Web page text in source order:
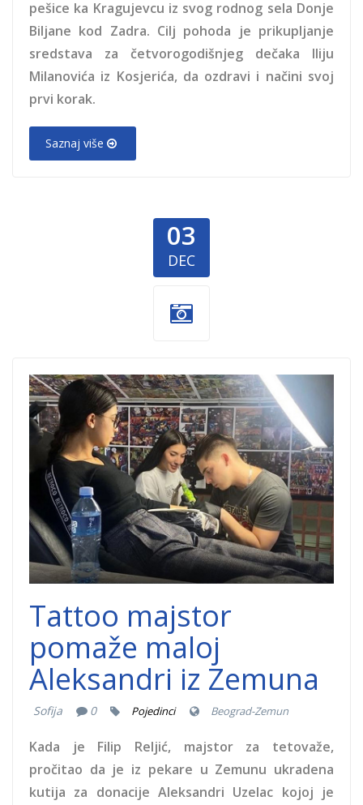
pešice ka Kragujevcu iz svog rodnog sela Donje
Biljane kod Zadra. Cilj pohoda je prikupljanje
sredstava za četvorogodišnjeg dečaka Iliju
Milanovića iz Kosjerića, da ozdravi i načini svoj
prvi korak.
Saznaj više
03
DEC
Aleksandar-
Zemun.jpg
Tattoo majstor
pomaže maloj
Aleksandri iz Zemuna
Sofija 0 Pojedinci Beograd-Zemun
Kada je Filip Reljić, majstor za tetovaže,
pročitao da je iz pekare u Zemunu ukradena
kutija za donacije Aleksandri Uzelac kojoj je